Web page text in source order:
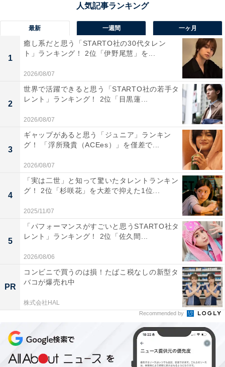
1位：草加せんべい（いけだ屋）／93票
1位に輝いたのは、江戸末期創業の老舗いけだ屋の「草
加せんべい」でした。厳選した米としょうゆ、天然地下
水にこだわり、伝統の製法で一枚一枚丁寧に焼き上げて
います。米のうまみが際立つ香ばしさと食感は、贈答用
にも最適な「埼玉土産の代名詞」といえる逸品です。
回答者からは「草加せんべいは、全国区で有名な埼玉を
代表する米菓だと思います」（50代女性／静岡県）、
「埼玉土産なら、出来れば草加せんべいを貰いたいか
ら」（50代男性／静岡県）、「埼玉の代表的な名物とし
て全国的に知られており、素朴な味わいが埼玉らしさを
象徴しているからです」（50代女性／兵庫県）といった
声が集まりました。
最新 一週間 一ヶ月
1
癒し系だと思う「STARTO社の30代タレン
ト」ランキング！ 2位「伊野尾慧」を...
2026/08/07
2
世界で活躍できると思う「STARTO社の若手タ
レント」ランキング！ 2位「目黒蓮...
2026/08/07
3
ギャップがあると思う「ジュニア」ランキン
グ！ 「浮所飛貴（ACEes）」を僅差で...
2026/08/07
4
「実は二世」と知って驚いたタレントランキン
グ！ 2位「杉咲花」を大差で抑えた1位...
2025/11/07
5
「パフォーマンスがすごいと思うSTARTO社タ
レント」ランキング！ 2位「佐久間...
2026/08/06
PR
コンビニで買うのは損！たばこ税なしの新型タ
バコが爆売れ中
株式会社HAL
Recommended by